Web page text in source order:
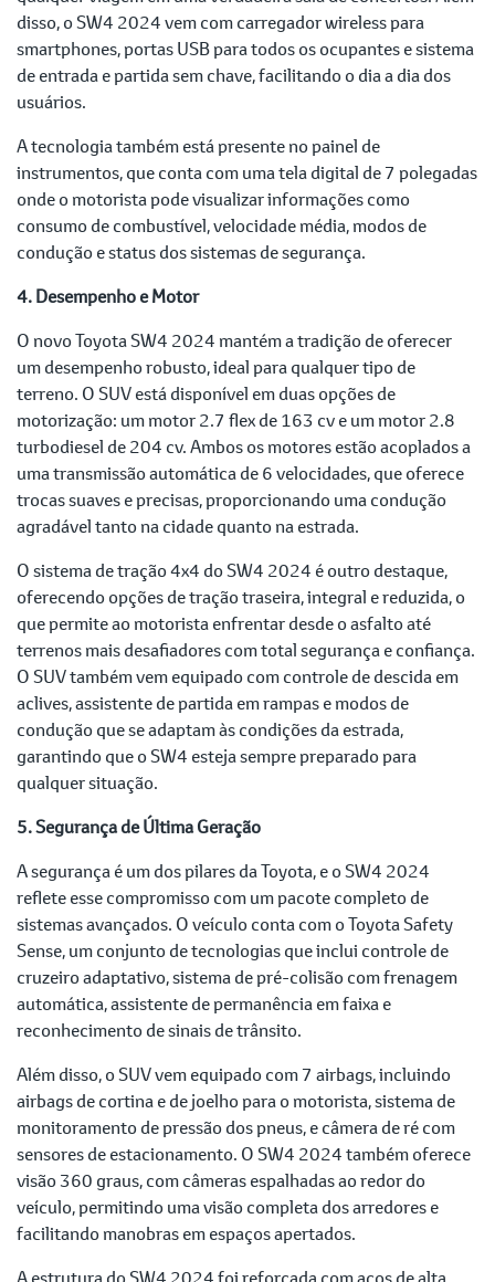
disso, o SW4 2024 vem com carregador wireless para
smartphones, portas USB para todos os ocupantes e sistema
de entrada e partida sem chave, facilitando o dia a dia dos
usuários.
A tecnologia também está presente no painel de
instrumentos, que conta com uma tela digital de 7 polegadas
onde o motorista pode visualizar informações como
consumo de combustível, velocidade média, modos de
condução e status dos sistemas de segurança.
4. Desempenho e Motor
O novo Toyota SW4 2024 mantém a tradição de oferecer
um desempenho robusto, ideal para qualquer tipo de
terreno. O SUV está disponível em duas opções de
motorização: um motor 2.7 flex de 163 cv e um motor 2.8
turbodiesel de 204 cv. Ambos os motores estão acoplados a
uma transmissão automática de 6 velocidades, que oferece
trocas suaves e precisas, proporcionando uma condução
agradável tanto na cidade quanto na estrada.
O sistema de tração 4x4 do SW4 2024 é outro destaque,
oferecendo opções de tração traseira, integral e reduzida, o
que permite ao motorista enfrentar desde o asfalto até
terrenos mais desafiadores com total segurança e confiança.
O SUV também vem equipado com controle de descida em
aclives, assistente de partida em rampas e modos de
condução que se adaptam às condições da estrada,
garantindo que o SW4 esteja sempre preparado para
qualquer situação.
5. Segurança de Última Geração
A segurança é um dos pilares da Toyota, e o SW4 2024
reflete esse compromisso com um pacote completo de
sistemas avançados. O veículo conta com o Toyota Safety
Sense, um conjunto de tecnologias que inclui controle de
cruzeiro adaptativo, sistema de pré-colisão com frenagem
automática, assistente de permanência em faixa e
reconhecimento de sinais de trânsito.
Além disso, o SUV vem equipado com 7 airbags, incluindo
airbags de cortina e de joelho para o motorista, sistema de
monitoramento de pressão dos pneus, e câmera de ré com
sensores de estacionamento. O SW4 2024 também oferece
visão 360 graus, com câmeras espalhadas ao redor do
veículo, permitindo uma visão completa dos arredores e
facilitando manobras em espaços apertados.
A estrutura do SW4 2024 foi reforçada com aços de alta